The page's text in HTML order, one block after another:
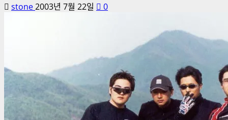
stone2003년 7월 22일 0